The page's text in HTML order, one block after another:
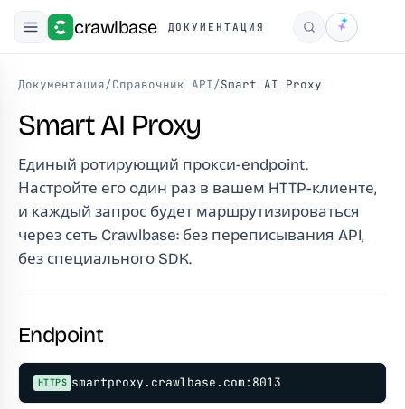
crawlbase ДОКУМЕНТАЦИЯ Поиск
Документация/Справочник API/Smart AI Proxy
Smart AI Proxy
Единый ротирующий прокси-endpoint.
Настройте его один раз в вашем HTTP-клиенте,
и каждый запрос будет маршрутизироваться
через сеть Crawlbase: без переписывания API,
без специального SDK.
Endpoint
HTTPS smartproxy.crawlbase.com:8013